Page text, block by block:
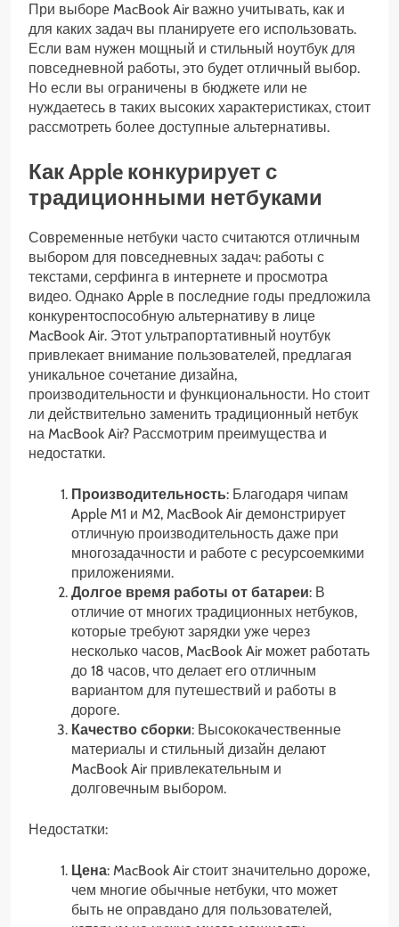
При выборе MacBook Air важно учитывать, как и
для каких задач вы планируете его использовать.
Если вам нужен мощный и стильный ноутбук для
повседневной работы, это будет отличный выбор.
Но если вы ограничены в бюджете или не
нуждаетесь в таких высоких характеристиках, стоит
рассмотреть более доступные альтернативы.
Как Apple конкурирует с
традиционными нетбуками
Современные нетбуки часто считаются отличным
выбором для повседневных задач: работы с
текстами, серфинга в интернете и просмотра
видео. Однако Apple в последние годы предложила
конкурентоспособную альтернативу в лице
MacBook Air. Этот ультрапортативный ноутбук
привлекает внимание пользователей, предлагая
уникальное сочетание дизайна,
производительности и функциональности. Но стоит
ли действительно заменить традиционный нетбук
на MacBook Air? Рассмотрим преимущества и
недостатки.
Производительность: Благодаря чипам
Apple M1 и M2, MacBook Air демонстрирует
отличную производительность даже при
многозадачности и работе с ресурсоемкими
приложениями.
Долгое время работы от батареи: В
отличие от многих традиционных нетбуков,
которые требуют зарядки уже через
несколько часов, MacBook Air может работать
до 18 часов, что делает его отличным
вариантом для путешествий и работы в
дороге.
Качество сборки: Высококачественные
материалы и стильный дизайн делают
MacBook Air привлекательным и
долговечным выбором.
Недостатки:
Цена: MacBook Air стоит значительно дороже,
чем многие обычные нетбуки, что может
быть не оправдано для пользователей,